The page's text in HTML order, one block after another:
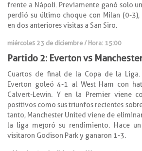
frente a Nápoli. Previamente ganó solo
perdió su último choque con Milan (0-3),
en dos anteriores visitas a San Siro.
miércoles 23 de diciembre / Hora: 15:00
Partido 2: Everton vs
Cuartos de final de la Copa de la
Everton goleó 4-1 al West Ham con
Calvert-Lewin. Y en la Premier viene
positivos como sus triunfos recientes
tanto, Manchester United viene de
la liga mejoró su rendimiento. Hace un
visitaron Godison Park y ganaron 1-3.